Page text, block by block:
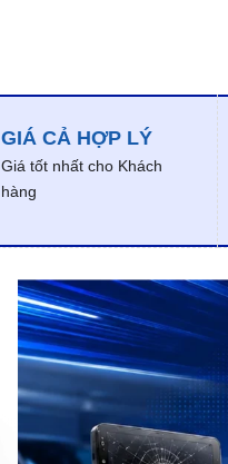
GIÁ CẢ HỢP LÝ
Giá tốt nhất cho Khách
hàng